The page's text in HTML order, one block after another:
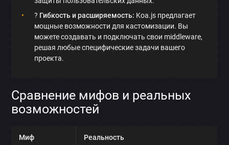
? Гибкость и расширяемость: Koa.js предлагает
мощные возможности для кастомизации. Вы
можете создавать и подключать свои middleware,
решая любые специфические задачи вашего
проекта.
Сравнение мифов и реальных
возможностей
Миф Реальность